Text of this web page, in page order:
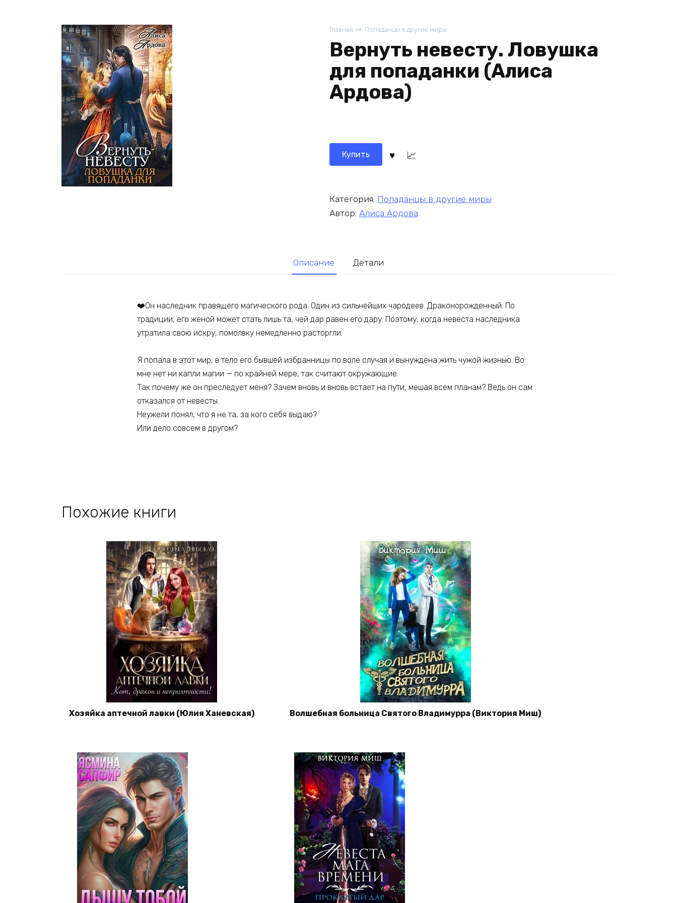
Главная Попаданцы в другие миры
Вернуть невесту. Ловушка
для попаданки (Алиса
Ардова)
Купить
Категория: Попаданцы в другие миры
Автор: Алиса Ардова
Описание Детали
❤️Он наследник правящего магического рода. Один из сильнейших чародеев. Драконорожденный. По
традиции, его женой может стать лишь та, чей дар равен его дару. Поэтому, когда невеста наследника
утратила свою искру, помолвку немедленно расторгли.
Я попала в этот мир, в тело его бывшей избранницы по воле случая и вынуждена жить чужой жизнью. Во
мне нет ни капли магии — по крайней мере, так считают окружающие.
Так почему же он преследует меня? Зачем вновь и вновь встает на пути, мешая всем планам? Ведь он сам
отказался от невесты.
Неужели понял, что я не та, за кого себя выдаю?
Или дело совсем в другом?
Похожие книги
Хозяйка аптечной лавки (Юлия Ханевская) Волшебная больница Святого Владимурра (Виктория Миш)